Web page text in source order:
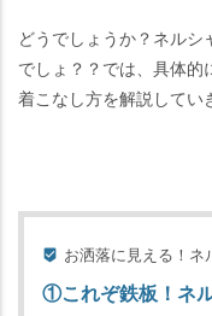
どうでしょうか？ネルシ
でしょ？？では、具体的
着こなし方を解説してい
お洒落に見える！ネ
①これぞ鉄板！ネ